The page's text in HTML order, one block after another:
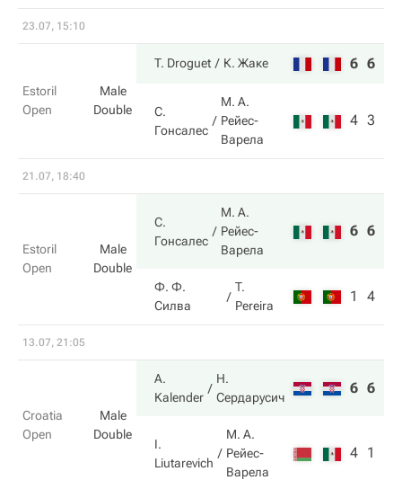
23.07, 15:10
Estoril
Open
Male
Double
T. Droguet К. Жаке 6 6
С.
Гонсалес
М. А.
Рейес-
Варела
4 3
21.07, 18:40
Estoril
Open
Male
Double
С.
Гонсалес
М. А.
Рейес-
Варела
6 6
Ф. Ф.
Силва
T.
Pereira
1 4
13.07, 21:05
Croatia
Open
Male
Double
A.
Kalender
Н.
Сердарусич
6 6
I.
Liutarevich
М. А.
Рейес-
Варела
4 1